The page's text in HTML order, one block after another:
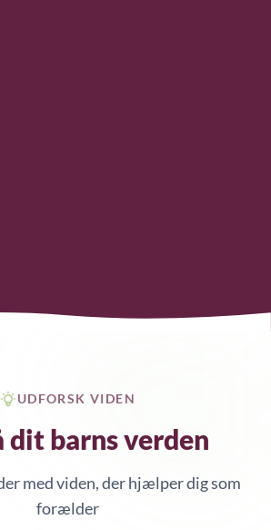
UDFORSK VIDEN
dit barns verden
med viden, der hjælper dig som
forælder